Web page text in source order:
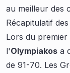
au meilleur des
Récapitulatif
Lors du
l'Olympiakos a
de 91-70. Les